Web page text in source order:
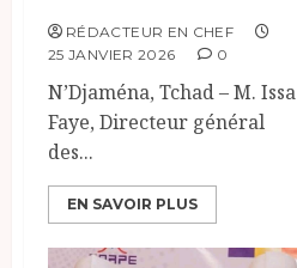
RÉDACTEUR EN CHEF
25 JANVIER 2026
0
N’Djaména, Tchad – M. Issa
Faye, Directeur général
des...
EN SAVOIR PLUS